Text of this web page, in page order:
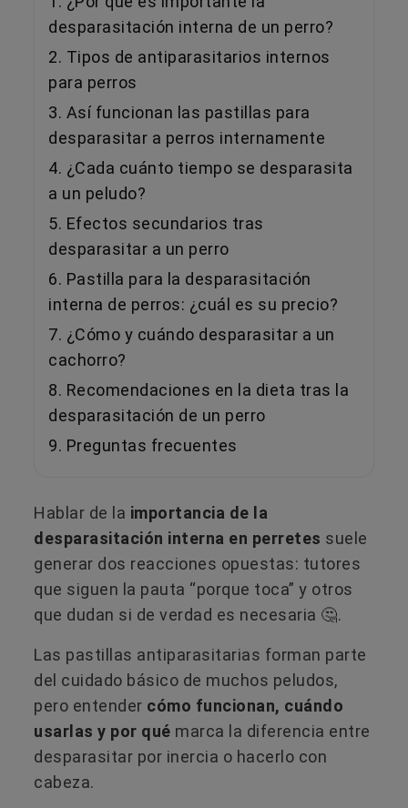
desparasitación interna de un perro?
2. Tipos de antiparasitarios internos
para perros
3. Así funcionan las pastillas para
desparasitar a perros internamente
4. ¿Cada cuánto tiempo se desparasita
a un peludo?
5. Efectos secundarios tras
desparasitar a un perro
6. Pastilla para la desparasitación
interna de perros: ¿cuál es su precio?
7. ¿Cómo y cuándo desparasitar a un
cachorro?
8. Recomendaciones en la dieta tras la
desparasitación de un perro
9. Preguntas frecuentes
Hablar de la importancia de la
desparasitación interna en perretes suele
generar dos reacciones opuestas: tutores
que siguen la pauta “porque toca” y otros
que dudan si de verdad es necesaria 🤔.
Las pastillas antiparasitarias forman parte
del cuidado básico de muchos peludos,
pero entender cómo funcionan, cuándo
usarlas y por qué marca la diferencia entre
desparasitar por inercia o hacerlo con
cabeza.